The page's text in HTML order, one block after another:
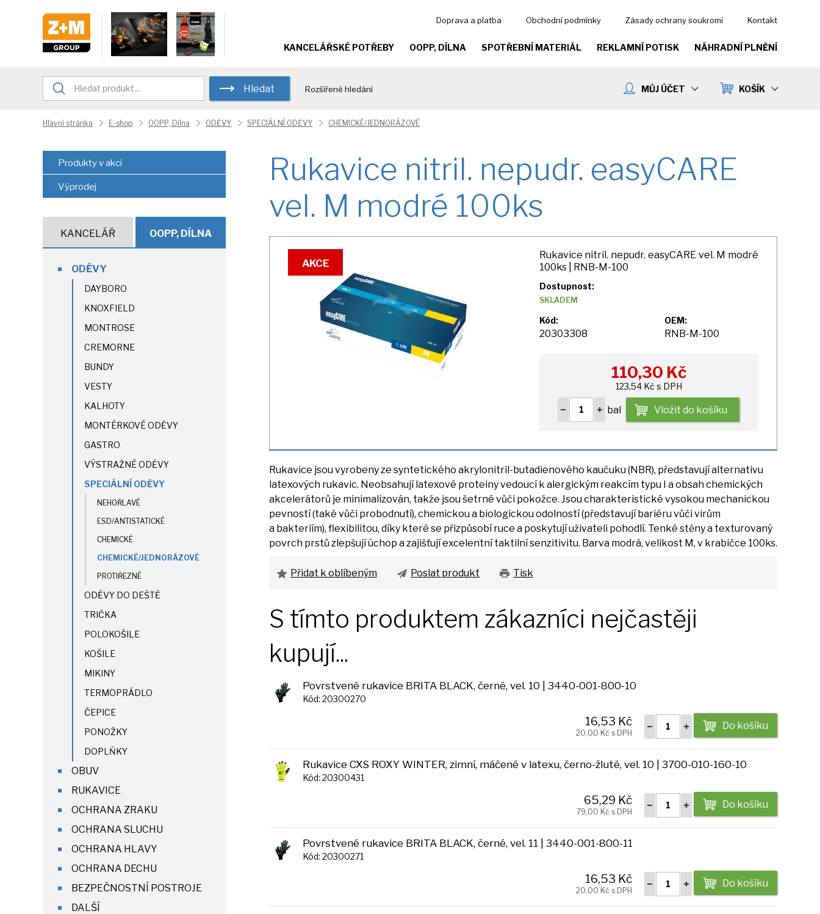
Doprava a platba Obchodní podmínky Zásady ochrany soukromí Kontakt
KANCELÁŘSKÉ POTŘEBY OOPP, DÍLNA SPOTŘEBNÍ MATERIÁL REKLAMNÍ POTISK NÁHRADNÍ PLNĚNÍ
Hledat Rozšířené hledání KOŠÍK
MŮJ ÚČET
Hlavní stránka E-shop OOPP, Dílna ODĚVY SPECIÁLNÍ ODĚVY CHEMICKÉ/JEDNORÁZOVÉ
Rukavice nitril. nepudr. easyCARE
vel. M modré 100ks
AKCE
Rukavice nitril. nepudr. easyCARE vel. M modré
100ks | RNB-M-100
Dostupnost:
SKLADEM
Kód:
20303308
OEM:
RNB-M-100
110,30 Kč
123,54 Kč s DPH
bal Vložit do košíku
Rukavice jsou vyrobenyze syntetického akrylonitril-butadienového kaučuku (NBR), představují alternativu
latexových rukavic. Neobsahují latexové proteiny vedoucík alergickým reakcím typu I a obsah chemických
akcelerátorů je minimalizován, takže jsou šetrné vůči pokožce. Jsou charakteristické vysokou mechanickou
pevností (také vůči probodnutí), chemickoua biologickou odolností (představují bariéru vůči virům
a bakteriím), flexibilitou, díky které se přizpůsobí ruce a poskytují uživateli pohodlí. Tenké stěnya texturovaný
povrch prstů zlepšují úchop azajišťují excelentní taktilní senzitivitu. Barva modrá, velikost M, v krabičce 100ks.
Přidat k oblíbeným Poslat produkt Tisk
S tímto produktem zákazníci nejčastěji
kupují...
Povrstvené rukavice BRITA BLACK, černé, vel. 10 | 3440-001-800-10
Kód: 20300270
Do košíku
16,53 Kč
20,00 Kč s DPH
Rukavice CXS ROXY WINTER, zimní, máčené v latexu, černo-žluté, vel. 10 | 3700-010-160-10
Kód: 20300431
Do košíku
65,29 Kč
79,00 Kč s DPH
Povrstvené rukavice BRITA BLACK, černé, vel. 11 | 3440-001-800-11
Kód: 20300271
Do košíku
16,53 Kč
20,00 Kč s DPH
Produkty v akci
Výprodej
KANCELÁŘ OOPP, DÍLNA
ODĚVY
DAYBORO
KNOXFIELD
MONTROSE
CREMORNE
BUNDY
VESTY
KALHOTY
MONTÉRKOVÉ ODĚVY
GASTRO
VÝSTRAŽNÉ ODĚVY
SPECIÁLNÍ ODĚVY
NEHOŘLAVÉ
ESD/ANTISTATICKÉ
CHEMICKÉ
CHEMICKÉ/JEDNORÁZOVÉ
PROTIŘEZNÉ
ODĚVY DO DEŠTĚ
TRIČKA
POLOKOŠILE
KOŠILE
MIKINY
TERMOPRÁDLO
ČEPICE
PONOŽKY
DOPLŇKY
OBUV
RUKAVICE
OCHRANA ZRAKU
OCHRANA SLUCHU
OCHRANA HLAVY
OCHRANA DECHU
BEZPEČNOSTNÍ POSTROJE
DALŠÍ